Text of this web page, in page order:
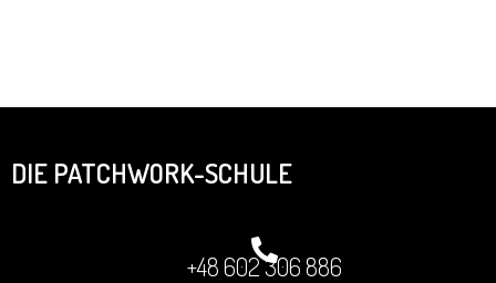
DIE PATCHWORK-SCHULE
+48 602 306 886